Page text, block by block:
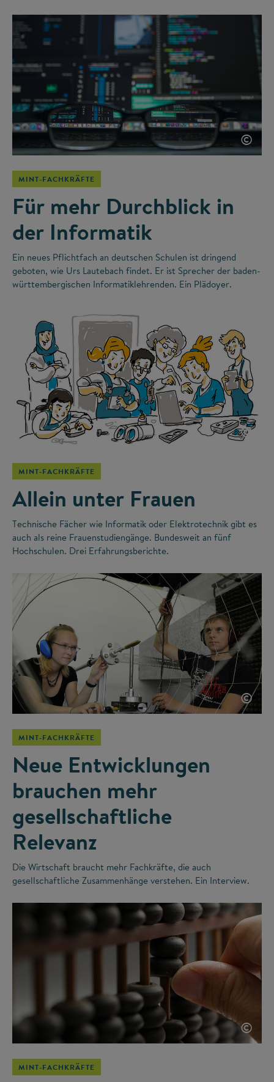
©
MINT-FACHKRÄFTE
Für mehr Durchblick in
der Informatik
Ein neues Pflichtfach an deutschen Schulen ist dringend
geboten, wie Urs Lautebach findet. Er ist Sprecher der baden-
württembergischen Informatiklehrenden. Ein Plädoyer.
©
MINT-FACHKRÄFTE
Allein unter Frauen
Technische Fächer wie Informatik oder Elektrotechnik gibt es
auch als reine Frauenstudiengänge. Bundesweit an fünf
Hochschulen. Drei Erfahrungsberichte.
©
MINT-FACHKRÄFTE
Neue Entwicklungen
brauchen mehr
gesellschaftliche
Relevanz
Die Wirtschaft braucht mehr Fachkräfte, die auch
gesellschaftliche Zusammenhänge verstehen. Ein Interview.
©
MINT-FACHKRÄFTE